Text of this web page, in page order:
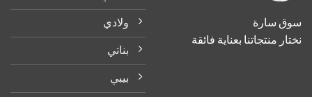
سارة
منتجاتنا بعناية فائقة
ولادي
بناتي
بيبي